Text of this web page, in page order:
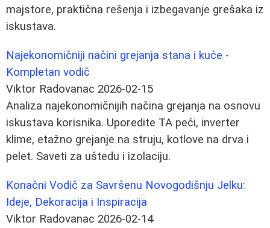
majstore, praktična rešenja i izbegavanje grešaka iz
iskustava.
Najekonomičniji načini grejanja stana i kuće -
Kompletan vodič
Viktor Radovanac 2026-02-15
Analiza najekonomičnijih načina grejanja na osnovu
iskustava korisnika. Uporedite TA peći, inverter
klime, etažno grejanje na struju, kotlove na drva i
pelet. Saveti za uštedu i izolaciju.
Konačni Vodič za Savršenu Novogodišnju Jelku:
Ideje, Dekoracija i Inspiracija
Viktor Radovanac 2026-02-14